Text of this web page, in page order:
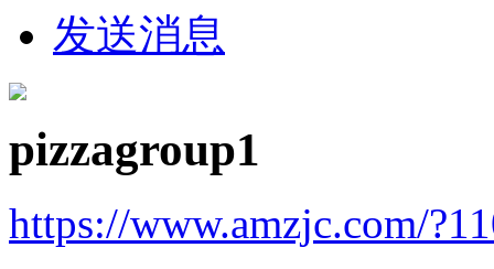
发送消息
pizzagroup1
https://www.amzjc.com/